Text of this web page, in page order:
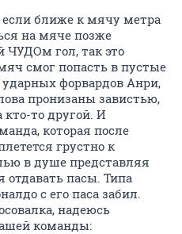
если ближе к мячу метра
на мяче позже
ЧУДОм гол, так это
смог попасть в пустые
форвардов Анри,
пронизаны завистью,
кто-то другой. И
которая после
грустно к
в душе представляя
отдавать пасы. Типа
с его паса забил.
надеюсь
команды: